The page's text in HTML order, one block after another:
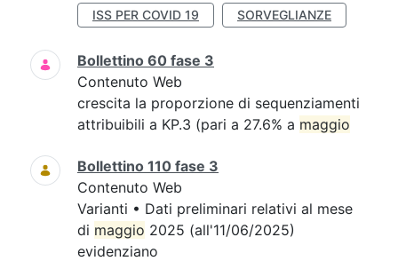
ISS PER COVID 19 SORVEGLIANZE
Bollettino 60 fase 3
Contenuto Web
crescita la proporzione di sequenziamenti
attribuibili a KP.3 (pari a 27.6% a maggio
Bollettino 110 fase 3
Contenuto Web
Varianti • Dati preliminari relativi al mese
di maggio 2025 (all'11/06/2025)
evidenziano